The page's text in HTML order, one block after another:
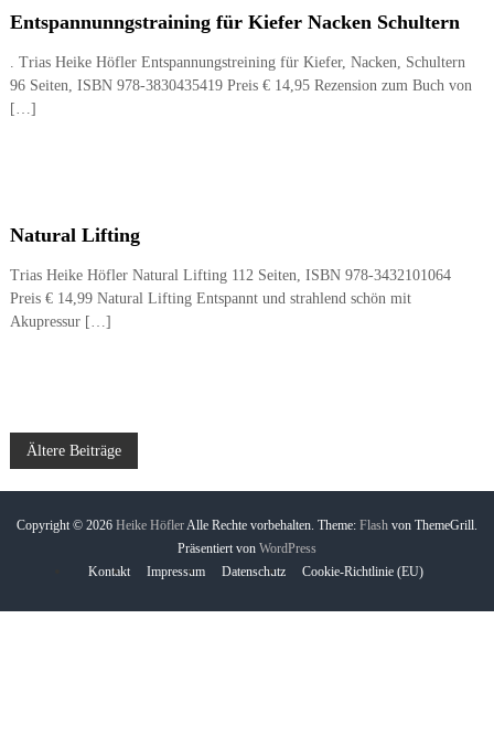
Entspannunngstraining für Kiefer Nacken Schultern
. Trias Heike Höfler Entspannungstreining für Kiefer, Nacken, Schultern
96 Seiten, ISBN 978-3830435419 Preis € 14,95 Rezension zum Buch von
[…]
Natural Lifting
Trias Heike Höfler Natural Lifting 112 Seiten, ISBN 978-3432101064
Preis € 14,99 Natural Lifting Entspannt und strahlend schön mit
Akupressur […]
B
t
Ältere Beiträge
Copyright © 2026 Heike Höfler Alle Rechte vorbehalten. Theme: Flash von ThemeGrill.
Präsentiert von WordPress
Kontakt
Impressum Datenschutz Cookie-Richtlinie (EU)